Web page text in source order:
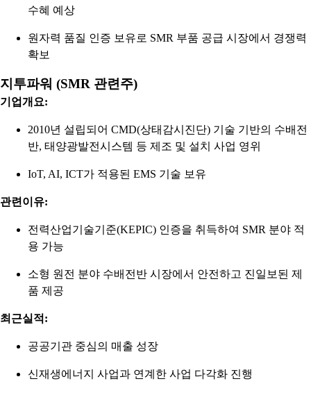
수혜 예상
원자력 품질 인증 보유로 SMR 부품 공급 시장에서 경쟁력
확보
지투파워 (SMR 관련주)
기업개요:
2010년 설립되어 CMD(상태감시진단) 기술 기반의 수배전
반, 태양광발전시스템 등 제조 및 설치 사업 영위
IoT, AI, ICT가 적용된 EMS 기술 보유
관련이유:
전력산업기술기준(KEPIC) 인증을 취득하여 SMR 분야 적
용 가능
소형 원전 분야 수배전반 시장에서 안전하고 진일보된 제
품 제공
최근실적:
공공기관 중심의 매출 성장
신재생에너지 사업과 연계한 사업 다각화 진행